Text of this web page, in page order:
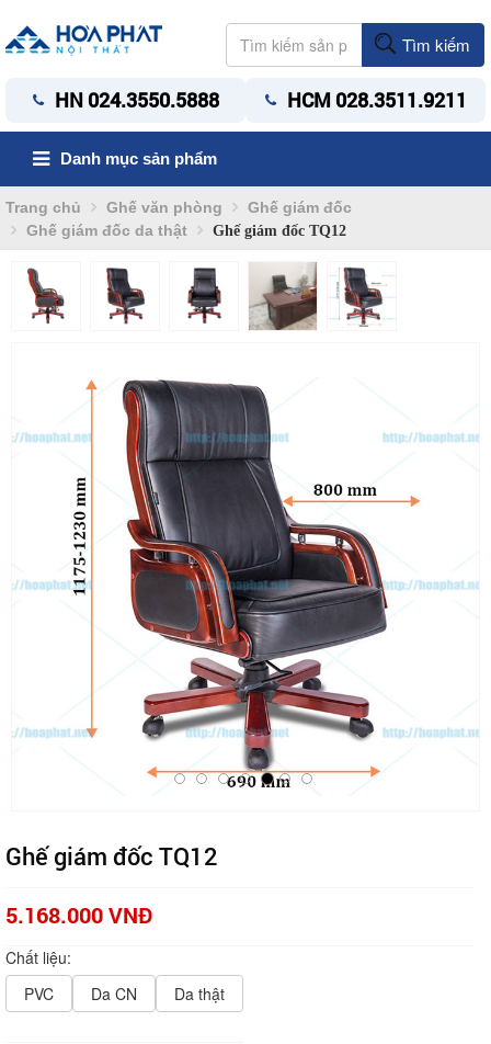
Tìm kiếm
HN 024.3550.5888 HCM 028.3511.9211
Danh mục sản phẩm
Trang chủ Ghế văn phòng
Ghế giám đốc
Ghế giám đốc da thật
Ghế giám đốc TQ12
Ghế giám đốc TQ12
5.168.000 VNĐ
Chất liệu:
PVC
Da CN Da thật